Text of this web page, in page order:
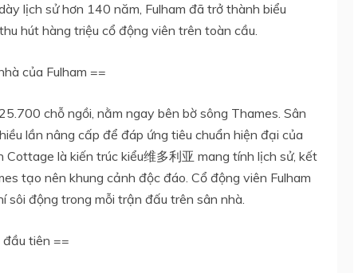
lịch sử hơn 140 năm, Fulham đã trở thành biểu
hút hàng triệu cổ động viên trên toàn cầu.
của Fulham ==
chỗ ngồi, nằm ngay bên bờ sông Thames. Sân
lần nâng cấp để đáp ứng tiêu chuẩn hiện đại của
là kiến trúc kiểu维多利亚 mang tính lịch sử, kết
tạo nên khung cảnh độc đáo. Cổ động viên Fulham
động trong mỗi trận đấu trên sân nhà.
tiên ==